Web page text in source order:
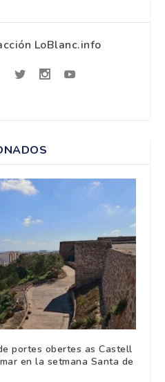
LoBlanc.info
portes obertes as Castell
en la setmana Santa de